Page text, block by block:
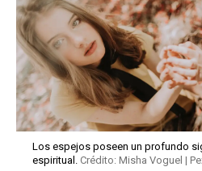
Los espejos poseen un profundo
espiritual. Crédito: Misha Voguel |